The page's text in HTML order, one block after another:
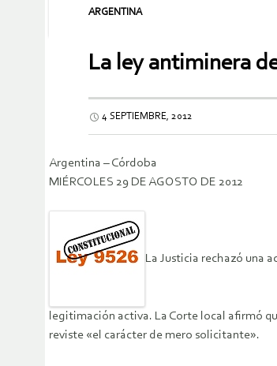
ARGENTINA
La ley antiminera
4 SEPTIEMBRE, 2012
Argentina – Córdoba
MIÉRCOLES 29 DE AGOSTO DE 2012
La Justicia rechazó una
legitimación activa. La Corte local afirmó
reviste «el carácter de mero solicitante».